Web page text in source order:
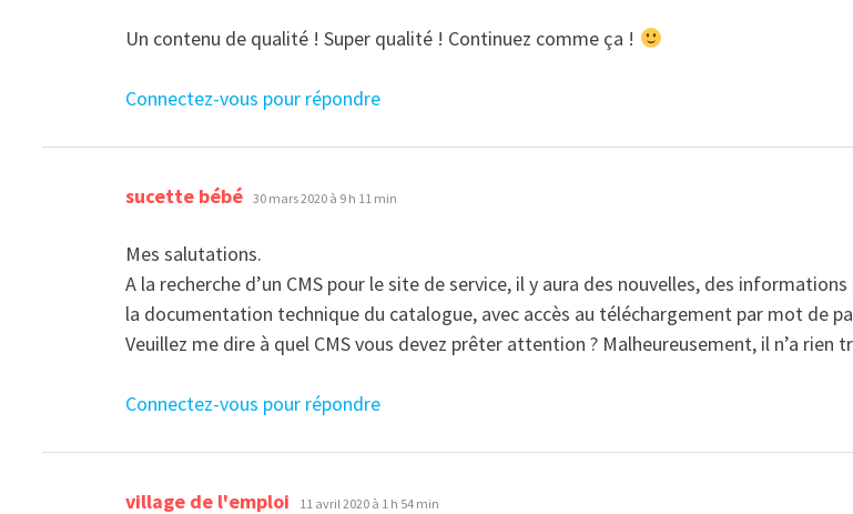
Un contenu de qualité ! Super qualité ! Continuez comme ça !
Connectez-vous pour répondre
sucette bébé dit :
30 mars 2020 à 9 h 11 min
Mes salutations.
A la recherche d’un CMS pour le site de service, il y aura des nouvelles, des
la documentation technique du catalogue, avec accès au téléchargement par mot de
Veuillez me dire à quel CMS vous devez prêter attention ? Malheureusement, il n’a rien
Connectez-vous pour répondre
village de l'emploi dit :
11 avril 2020 à 1 h 54 min